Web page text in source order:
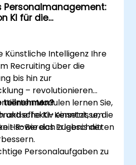
Personalmanagement:
KI für die
Künstliche Intelligenz Ihre
Recruiting über die
bis hin zur
– revolutionieren
Modulen lernen Sie,
und effektiv einsetzt, um
sowie das Erlebnis der
teilnehmen?
KI-Kenntnisse, die
HR-Bereich zugeschnitten
Personalaufgaben zu